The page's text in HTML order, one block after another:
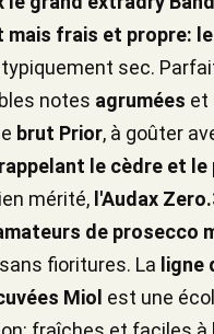
mais frais et propre:
typiquement sec.
notes agrumées et
brut Prior, à goûter
le cèdre et le
mérité, l'Audax
de prosecco
fioritures. La ligne
Miol est une